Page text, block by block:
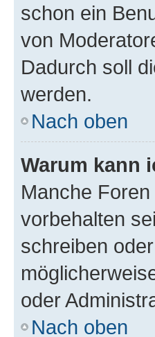
schon ein
von
Dadurch soll
werden.
Nach oben
Warum kann
Manche
vorbehalten
schreiben
oder
Nach oben